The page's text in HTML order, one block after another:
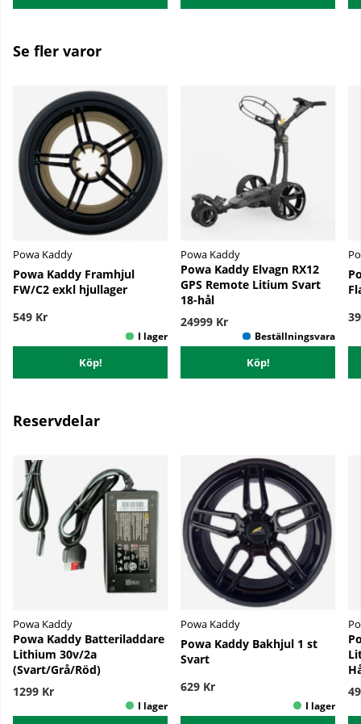
Se fler varor
Powa Kaddy
Powa Kaddy Framhjul
FW/C2 exkl hjullager
549 Kr
Köp!
Powa Kaddy
Powa Kaddy Elvagn RX12
GPS Remote Litium Svart
18-hål
24999 Kr
Köp!
Reservdelar
Powa Kaddy
Powa Kaddy Batteriladdare
Lithium 30v/2a
(Svart/Grå/Röd)
1299 Kr
Powa Kaddy
Powa Kaddy Bakhjul 1 st
Svart
629 Kr